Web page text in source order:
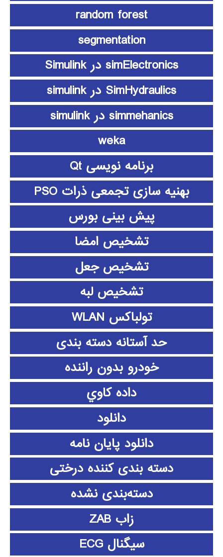
random forest
segmentation
simElectronics در Simulink
SimHydraulics در simulink
simmehanics در simulink
weka
برنامه نویسی Qt
بهنیه سازی تجمعی ذرات PSO
پیش بینی بورس
تشخیص امضا
تشخیص جعل
تشخیص لبه
تولباکس WLAN
حد آستانه دسته بندی
خودرو بدون راننده
داده كاوي
دانلود
دانلود پايان نامه
دسته بندی کننده درختی
دسته‌بندی نشده
زاب ZAB
سیگنال ECG